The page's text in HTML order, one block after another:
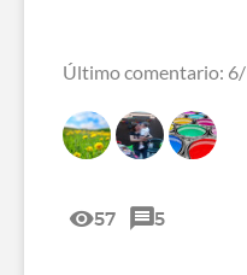
Último comentario:
57 5